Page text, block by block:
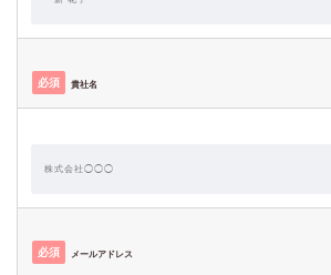
必須 貴社名
必須 メールアドレス